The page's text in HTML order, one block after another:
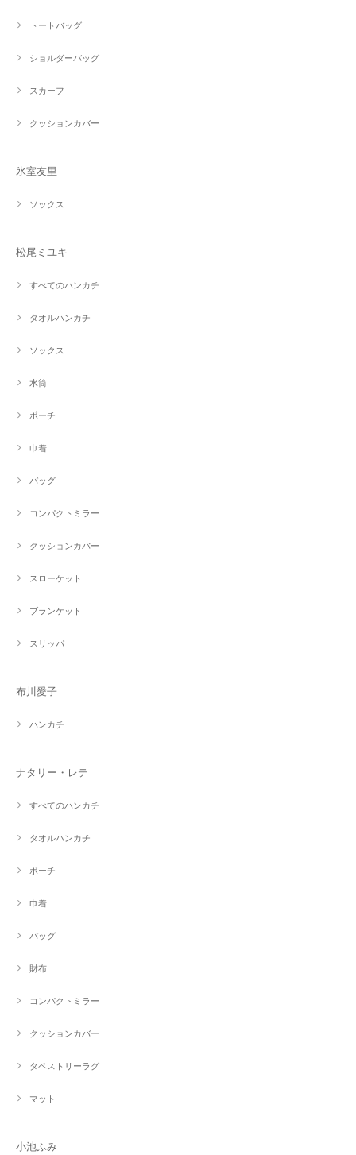
トートバッグ
ショルダーバッグ
スカーフ
クッションカバー
氷室友里
ソックス
松尾ミユキ
すべてのハンカチ
タオルハンカチ
ソックス
水筒
ポーチ
巾着
バッグ
コンパクトミラー
クッションカバー
スローケット
ブランケット
スリッパ
布川愛子
ハンカチ
ナタリー・レテ
すべてのハンカチ
タオルハンカチ
ポーチ
巾着
バッグ
財布
コンパクトミラー
クッションカバー
タペストリーラグ
マット
小池ふみ